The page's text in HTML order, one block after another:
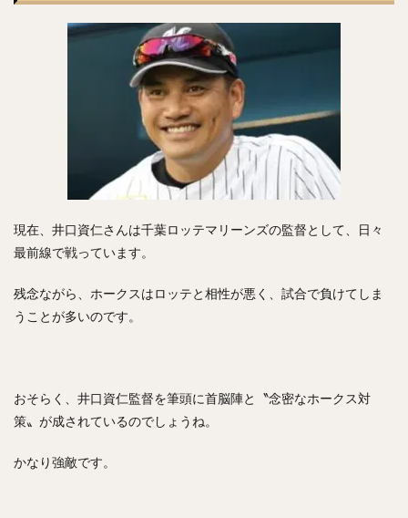
現在、井口資仁さんは千葉ロッテマリーンズの監督として、日々
最前線で戦っています。
残念ながら、ホークスはロッテと相性が悪く、試合で負けてしま
うことが多いのです。
おそらく、井口資仁監督を筆頭に首脳陣と〝念密なホークス対
策〟が成されているのでしょうね。
かなり強敵です。